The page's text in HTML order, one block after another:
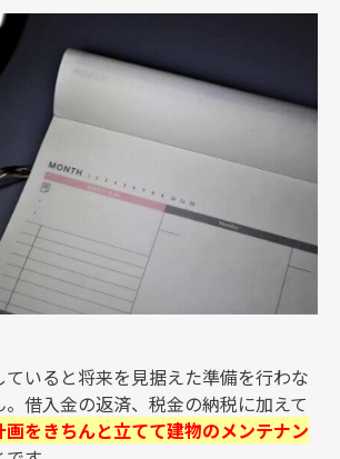
いると将来を見据えた準備を行わな
借入金の返済、税金の納税に加えて
画をきちんと立てて建物のメンテナン